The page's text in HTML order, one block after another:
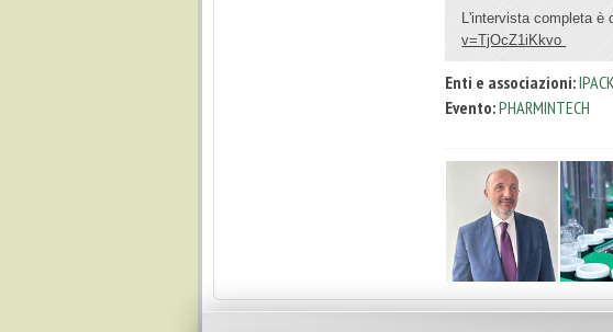
L'intervista completa è
v=TjOcZ1iKkvo
Enti e associazioni:
Evento:PHARMINTECH